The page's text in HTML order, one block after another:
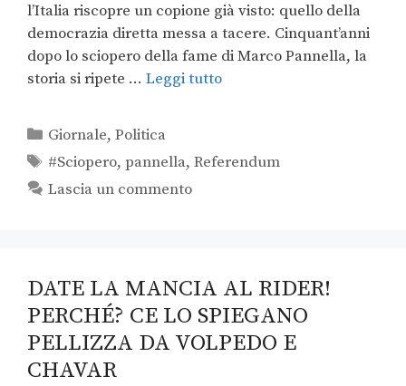
l’Italia riscopre un copione già visto: quello della
democrazia diretta messa a tacere. Cinquant’anni
dopo lo sciopero della fame di Marco Pannella, la
storia si ripete … Leggi tutto
Giornale,Politica
#Sciopero,pannella,Referendum
Lascia un commento
DATE LA MANCIA AL RIDER!
PERCHÉ? CE LO SPIEGANO
PELLIZZA DA VOLPEDO E
CHAVAR